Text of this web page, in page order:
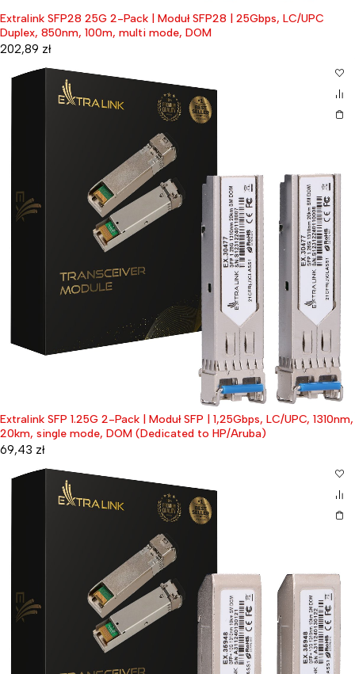
Extralink SFP28 25G 2-Pack | Moduł SFP28 | 25Gbps, LC/UPC
Duplex, 850nm, 100m, multi mode, DOM
202,89 zł
Extralink SFP 1.25G 2-Pack | Moduł SFP | 1,25Gbps, LC/UPC, 1310nm,
20km, single mode, DOM (Dedicated to HP/Aruba)
69,43 zł